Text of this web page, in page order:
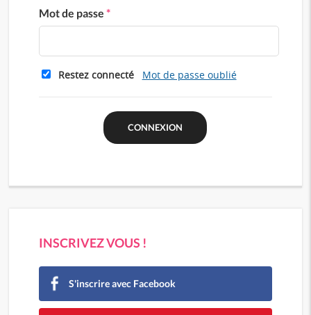
Mot de passe *
Restez connecté Mot de passe oublié
INSCRIVEZ VOUS !
S'inscrire avec Facebook